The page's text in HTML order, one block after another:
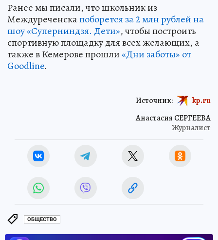
Ранее мы писали, что школьник из
Междуреченскапоборется за 2 млн рублей на
шоу «Суперниндзя. Дети», чтобы построить
спортивную площадку для всех желающих, а
также в Кемерове прошли«Дни заботы» от
Goodline.
Анастасия СЕРГЕЕВА
Журналист
Источник: kp.ru
ОБЩЕСТВО